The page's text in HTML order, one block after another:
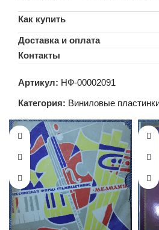
Как купить
Доставка и оплата
Контакты
Артикул: НФ-00002091
Категория: Виниловые